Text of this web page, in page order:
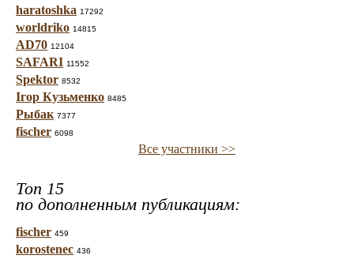
haratoshka 17292
worldriko 14815
AD70 12104
SAFARI 11552
Spektor 8532
Ігор Кузьменко 8485
Рыбак 7377
fischer 6098
Все участники >>
Топ 15
по дополненным публикациям:
fischer 459
korostenec 436